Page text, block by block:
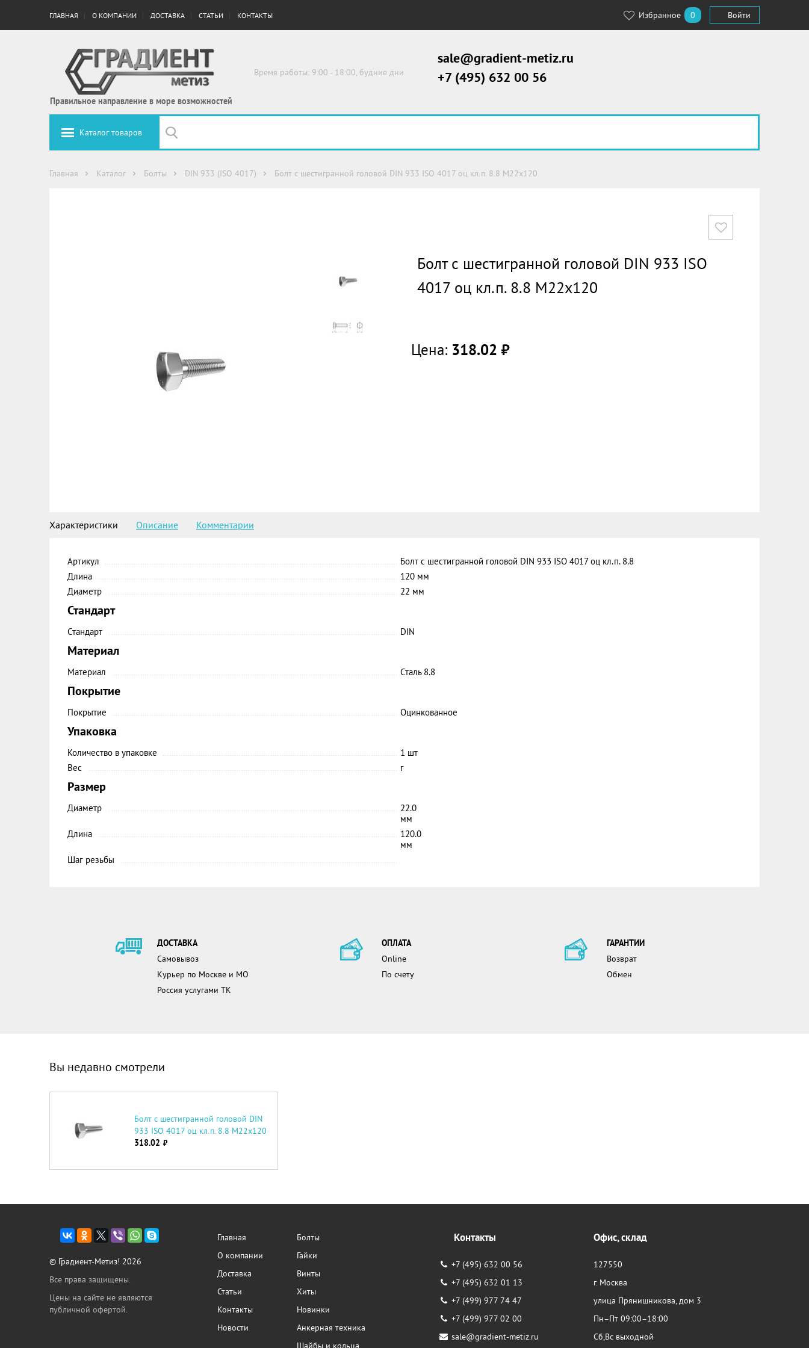
ГЛАВНАЯ О КОМПАНИИ ДОСТАВКА СТАТЬИ КОНТАКТЫ Избранное 0 Войти
Правильное направление в море возможностей
Время работы: 9:00 - 18:00, будние дни
sale@gradient-metiz.ru
+7 (495) 632 00 56
Каталог товаров
Главная Каталог Болты DIN 933 (ISO 4017) Болт с шестигранной головой DIN 933 ISO 4017 оц кл.п. 8.8 М22х120
Болт с шестигранной головой DIN 933 ISO
4017 оц кл.п. 8.8 М22х120
Цена: 318.02 руб.
Характеристики Описание Комментарии
Артикул
Болт с шестигранной головой DIN 933 ISO 4017 оц кл.п. 8.8
Длина
120 мм
Диаметр
22 мм
Стандарт
Стандарт DIN
Материал
Материал Сталь 8.8
Покрытие
Покрытие Оцинкованное
Упаковка
Количество в упаковке
1 шт
Вес
г
Размер
Диаметр
22.0
мм
Длина
120.0
мм
Шаг резьбы
ДОСТАВКА
Самовывоз
Курьер по Москве и МО
Россия услугами ТК
ОПЛАТА
Online
По счету
ГАРАНТИИ
Возврат
Обмен
Вы недавно смотрели
Болт с шестигранной головой DIN
933 ISO 4017 оц кл.п. 8.8 М22х120
318.02 руб.
© Градиент-Метиз! 2026
Все права защищены.
Цены на сайте не являются
публичной офертой.
Главная
О компании
Доставка
Статьи
Контакты
Новости
Болты
Гайки
Винты
Хиты
Новинки
Анкерная техника
Шайбы и кольца
Контакты
+7 (495) 632 00 56
+7 (495) 632 01 13
+7 (499) 977 74 47
+7 (499) 977 02 00
sale@gradient-metiz.ru
Офис, склад
127550
г. Москва
улица Прянишникова, дом 3
Пн–Пт 09:00–18:00
Сб,Вс выходной